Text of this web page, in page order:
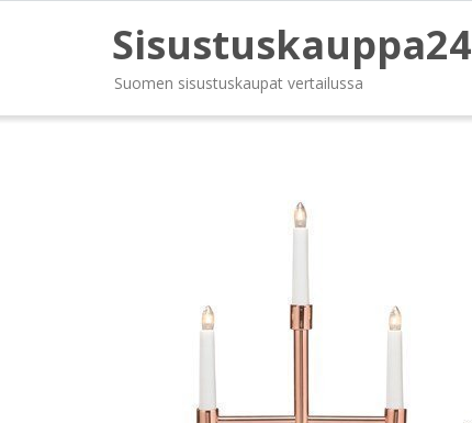
Sisustuskauppa24
Suomen sisustuskaupat vertailussa